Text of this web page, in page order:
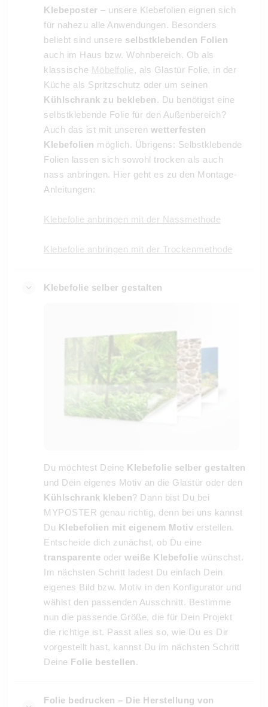
Klebeposter – unsere Klebefolien eignen sich
für nahezu alle Anwendungen. Besonders
beliebt sind unsere selbstklebenden Folien
auch im Haus bzw. Wohnbereich. Ob als
klassische Möbelfolie, als Glastür Folie, in der
Küche als Spritzschutz oder um seinen
Kühlschrank zu bekleben. Du benötigst eine
selbstklebende Folie für den Außenbereich?
Auch das ist mit unseren wetterfesten
Klebefolien möglich. Übrigens: Selbstklebende
Folien lassen sich sowohl trocken als auch
nass anbringen. Hier geht es zu den Montage-
Anleitungen:
Klebefolie anbringen mit der Nassmethode
Klebefolie anbringen mit der Trockenmethode
Klebefolie selber gestalten
Du möchtest Deine Klebefolie selber gestalten
und Dein eigenes Motiv an die Glastür oder den
Kühlschrank kleben? Dann bist Du bei
MYPOSTER genau richtig, denn bei uns kannst
Du Klebefolien mit eigenem Motiv erstellen.
Entscheide dich zunächst, ob Du eine
transparente oder weiße Klebefolie wünschst.
Im nächsten Schritt ladest Du einfach Dein
eigenes Bild bzw. Motiv in den Konfigurator und
wählst den passenden Ausschnitt. Bestimme
nun die passende Größe, die für Dein Projekt
die richtige ist. Passt alles so, wie Du es Dir
vorgestellt hast, kannst Du im nächsten Schritt
Deine Folie bestellen.
Folie bedrucken – Die Herstellung von